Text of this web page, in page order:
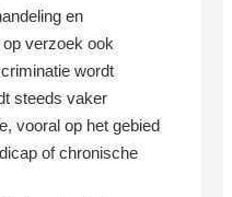
en
verzoek ook
wordt
steeds vaker
vooral op het gebied
of chronische